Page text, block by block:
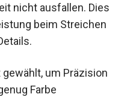
nicht ausfallen. Dies
beim Streichen
um Präzision
Farbe